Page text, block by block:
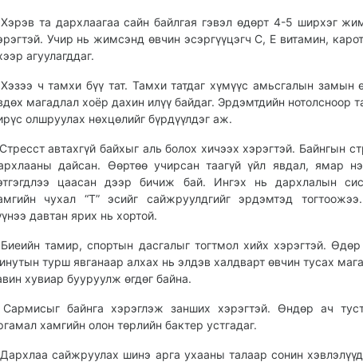
та дархлаагаа сайн байлгая гэвэл өдөрт 4-5 ширхэг
Учир нь жимсэнд өвчин эсэргүүцэгч С, Е витамин,
агуулагддаг.
ч тамхи бүү тат. Тамхи татдаг хүмүүс амьсгалын замын
магадлал хоёр дахин илүү байдаг. Эрдэмтдийн нотолсноор
олшруулах нөхцөлийг бүрдүүлдэг аж.
автахгүй байхыг аль болох хичээх хэрэгтэй. Байнгын
дайсан. Өөртөө учирсан таагүй үйл явдал, ямар
цаасан дээр бичиж бай. Ингэх нь дархлалын
чухал “Т” эсийг сайжруулдгийг эрдэмтэд
давтан ярих нь хортой.
тамир, спортын дасгалыг тогтмол хийх хэрэгтэй.
турш явганаар алхах нь элдэв халдварт өвчин тусах
хувиар бууруулж өгдөг байна.
байнга хэрэглэж занших хэрэгтэй. Өндөр ач
хамгийн олон төрлийн бактер устгадаг.
сайжруулах шинэ арга ухааны талаар сонин хэвлэлүүд